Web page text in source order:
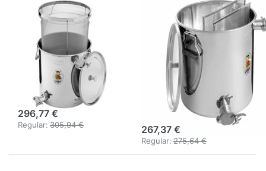
ZUVERLÄSSIGKEIT FÜR
IMKER
Logar
Unterstell-
Siebkanne mit
Feinsieb, 30 kg,
zwei Hähne
296,77 €
Regular: 305,94 €
ZUVERLÄSSIGKEIT FÜR
Logar
Unterstell-
Siebkanne mit
Grob- und
Feinsieb, 30 kg,
zwei Hähne
267,37 €
Regular: 275,64 €